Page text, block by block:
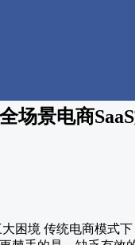
场景电商
困境 传统电商模式